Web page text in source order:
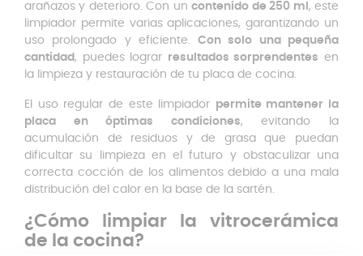
arañazos y deterioro. Con uncontenido de 250 ml , este
limpiador permite varias aplicaciones, garantizando un
uso prolongado y eficiente.Con solo una pequeña
cantidad, puedes lograr resultados sorprendentes en
la limpieza y restauración de tu placa de cocina.
El uso regular de este limpiador permite mantener la
placa en óptimas condiciones, evitando la
acumulación de residuos y de grasa que puedan
dificultar su limpieza en el futuro y obstaculizar una
correcta cocción de los alimentos debido a una mala
distribución del calor en la base de la sartén.
¿Cómo limpiar la vitrocerámica
de la cocina?